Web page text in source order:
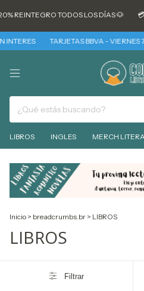
LOS DÍAS 🐶 💳 3 CUOTAS SIN
BBVA - VIERNES 7 Y SABADO 8
LIBROS INGLES MERCH
Inicio > breadcrumbs.br > LIBROS
LIBROS
Filtrar